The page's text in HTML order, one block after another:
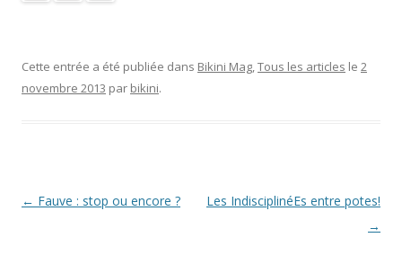
Cette entrée a été publiée dans Bikini Mag,Tous les articles le 2
novembre 2013 par bikini.
Navigation des articles
← Fauve : stop ou encore ?
Les IndisciplinéEs entre potes!
→